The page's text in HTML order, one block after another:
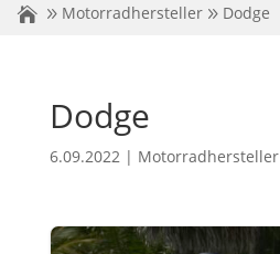
Motorradhersteller Dodge
Dodge
6.09.2022 | Motorradhersteller